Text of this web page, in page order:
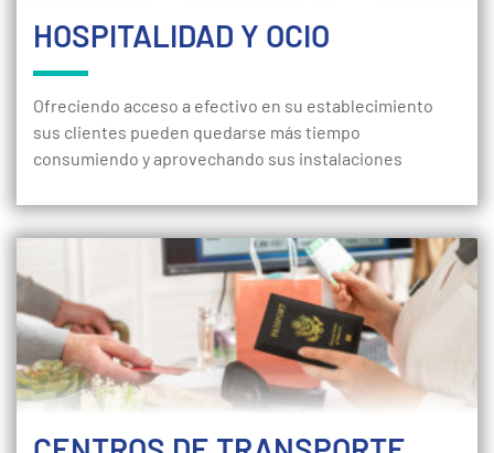
HOSPITALIDAD Y OCIO
Ofreciendo acceso a efectivo en su establecimiento
sus clientes pueden quedarse más tiempo
consumiendo y aprovechando sus instalaciones